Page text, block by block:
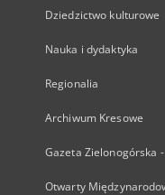
Dziedzictwo kulturowe
Nauka i dydaktyka
Regionalia
Archiwum Kresowe
Gazeta Zielonogórska
Otwarty